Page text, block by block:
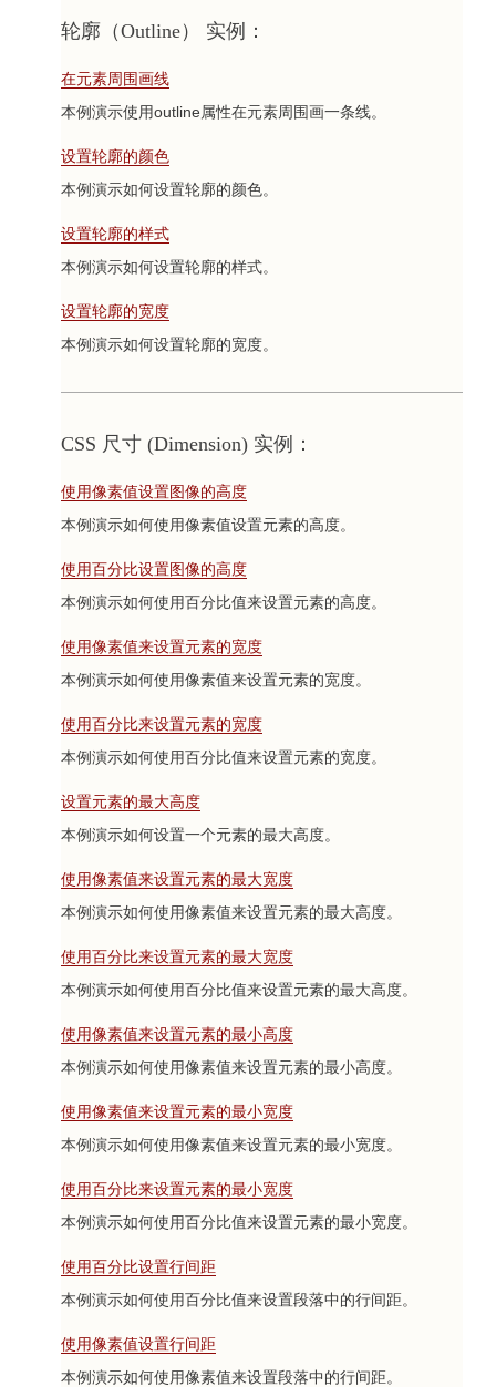
轮廓（Outline） 实例：
在元素周围画线
本例演示使用outline属性在元素周围画一条线。
设置轮廓的颜色
本例演示如何设置轮廓的颜色。
设置轮廓的样式
本例演示如何设置轮廓的样式。
设置轮廓的宽度
本例演示如何设置轮廓的宽度。
CSS 尺寸 (Dimension) 实例：
使用像素值设置图像的高度
本例演示如何使用像素值设置元素的高度。
使用百分比设置图像的高度
本例演示如何使用百分比值来设置元素的高度。
使用像素值来设置元素的宽度
本例演示如何使用像素值来设置元素的宽度。
使用百分比来设置元素的宽度
本例演示如何使用百分比值来设置元素的宽度。
设置元素的最大高度
本例演示如何设置一个元素的最大高度。
使用像素值来设置元素的最大宽度
本例演示如何使用像素值来设置元素的最大高度。
使用百分比来设置元素的最大宽度
本例演示如何使用百分比值来设置元素的最大高度。
使用像素值来设置元素的最小高度
本例演示如何使用像素值来设置元素的最小高度。
使用像素值来设置元素的最小宽度
本例演示如何使用像素值来设置元素的最小宽度。
使用百分比来设置元素的最小宽度
本例演示如何使用百分比值来设置元素的最小宽度。
使用百分比设置行间距
本例演示如何使用百分比值来设置段落中的行间距。
使用像素值设置行间距
本例演示如何使用像素值来设置段落中的行间距。